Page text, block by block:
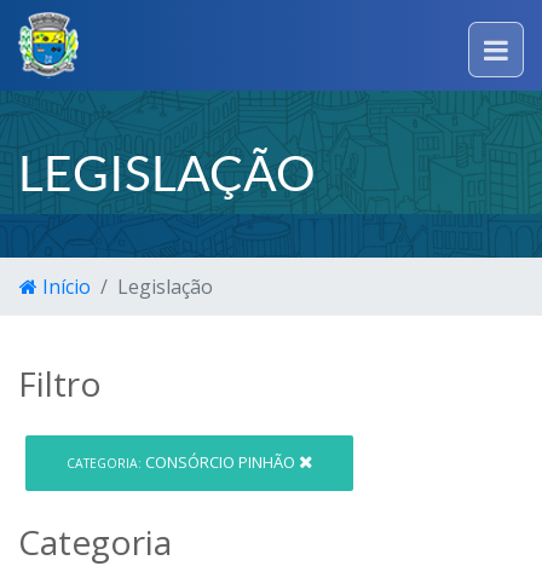
LEGISLAÇÃO
Início Legislação
Filtro
CATEGORIA: CONSÓRCIO PINHÃO
Categoria